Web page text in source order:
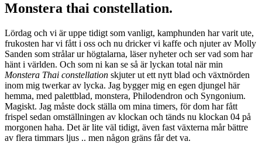
Monstera thai constellation.
Lördag och vi är uppe tidigt som vanligt, kamphunden har varit ute,
frukosten har vi fått i oss och nu dricker vi kaffe och njuter av Molly
Sanden som strålar ur högtalarna, läser nyheter och ser vad som har
hänt i världen. Och som ni kan se så är lyckan total när min
Monstera Thai constellation skjuter ut ett nytt blad och växtnörden
inom mig twerkar av lycka. Jag bygger mig en egen djungel här
hemma, med palettblad, monstera, Philodendron och Syngonium.
Magiskt. Jag måste dock ställa om mina timers, för dom har fått
frispel sedan omställningen av klockan och tänds nu klockan 04 på
morgonen haha. Det är lite väl tidigt, även fast växterna mår bättre
av flera timmars ljus .. men någon gräns får det va.